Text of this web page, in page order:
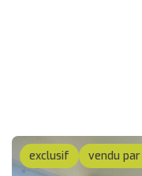
exclusif vendu